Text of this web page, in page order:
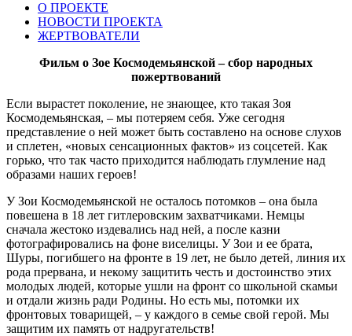
О ПРОЕКТЕ
НОВОСТИ ПРОЕКТА
ЖЕРТВОВАТЕЛИ
Фильм о Зое Космодемьянской – сбор народных
пожертвований
Если вырастет поколение, не знающее, кто такая Зоя
Космодемьянская, – мы потеряем себя. Уже сегодня
представление о ней может быть составлено на основе слухов
и сплетен, «новых сенсационных фактов» из соцсетей. Как
горько, что так часто приходится наблюдать глумление над
образами наших героев!
У Зои Космодемьянской не осталось потомков – она была
повешена в 18 лет гитлеровским захватчиками. Немцы
сначала жестоко издевались над ней, а после казни
фотографировались на фоне виселицы. У Зои и ее брата,
Шуры, погибшего на фронте в 19 лет, не было детей, линия их
рода прервана, и некому защитить честь и достоинство этих
молодых людей, которые ушли на фронт со школьной скамьи
и отдали жизнь ради Родины. Но есть мы, потомки их
фронтовых товарищей, – у каждого в семье свой герой. Мы
защитим их память от надругательств!